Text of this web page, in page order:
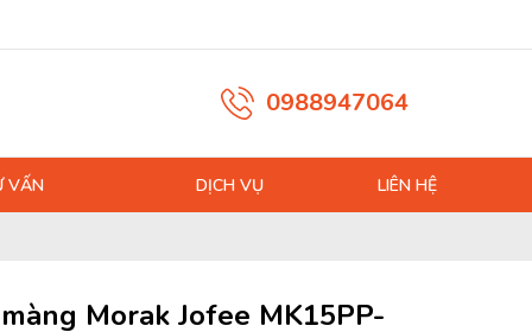
0988947064
VẤN DỊCH VỤ LIÊN HỆ
Morak Jofee MK15PP-